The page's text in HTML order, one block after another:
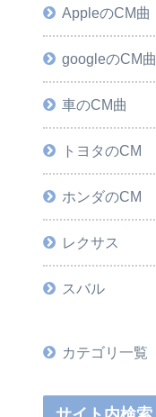
AppleのCM曲
googleのCM曲
車のCM曲
トヨタのCM
ホンダのCM
レクサス
スバル
カテゴリ一覧